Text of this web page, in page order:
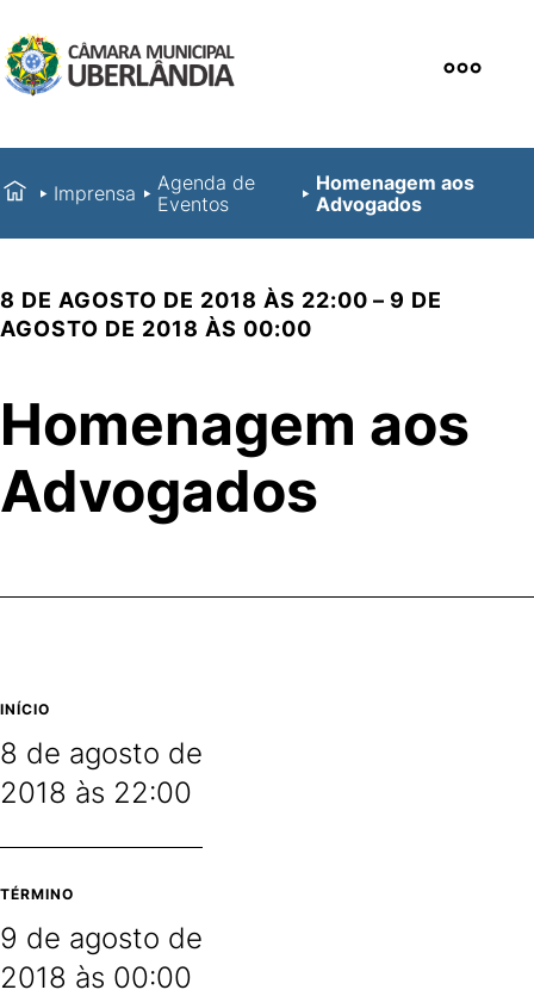
Imprensa
Agenda de
Eventos
Homenagem aos
Advogados
8 DE AGOSTO DE 2018 ÀS 22:00 – 9 DE
AGOSTO DE 2018 ÀS 00:00
Homenagem aos
Advogados
INÍCIO
8 de agosto de
2018 às 22:00
TÉRMINO
9 de agosto de
2018 às 00:00